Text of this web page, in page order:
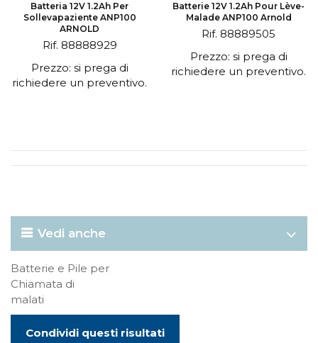
Batteria 12V 1.2Ah Per
Sollevapaziente ANP100
ARNOLD
Rif. 88888929
Prezzo: si prega di
richiedere un preventivo.
Batterie 12V 1.2Ah Pour Lève-
Malade ANP100 Arnold
Rif. 88889505
Prezzo: si prega di
richiedere un preventivo.
Vedi anche
Batterie e Pile per
Chiamata di
malati
Condividi questi risultati